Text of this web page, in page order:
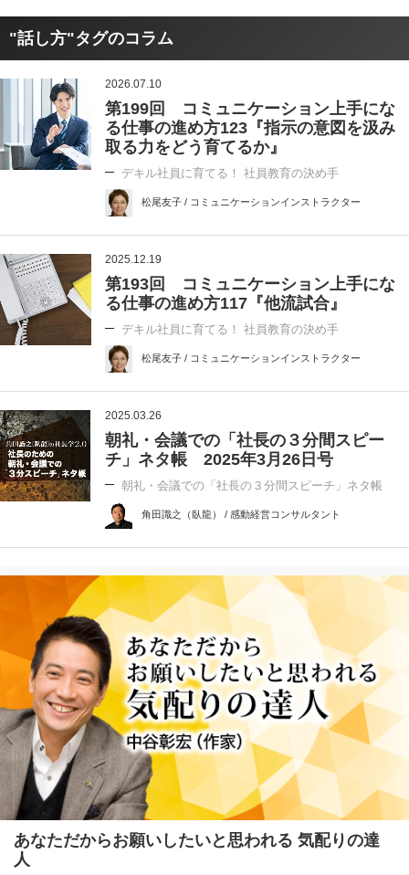
"話し方"タグのコラム
2026.07.10
第199回 コミュニケーション上手にな
る仕事の進め方123『指示の意図を汲み
取る力をどう育てるか』
デキル社員に育てる！ 社員教育の決め手
松尾友子 / コミュニケーションインストラクター
2025.12.19
第193回 コミュニケーション上手にな
る仕事の進め方117『他流試合』
デキル社員に育てる！ 社員教育の決め手
松尾友子 / コミュニケーションインストラクター
2025.03.26
朝礼・会議での「社長の３分間スピー
チ」ネタ帳 2025年3月26日号
朝礼・会議での「社長の３分間スピーチ」ネタ帳
角田識之（臥龍） / 感動経営コンサルタント
あなただからお願いしたいと思われる 気配りの達
人